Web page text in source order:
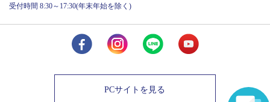
受付時間 8:30～17:30(年末年始を除く)
PCサイトを見る